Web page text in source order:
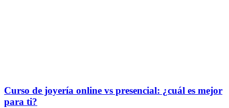
Curso de joyería online vs presencial: ¿cuál es mejor
para ti?